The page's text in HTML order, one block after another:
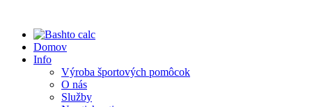
Domov
Info
Výroba športových pomôcok
O nás
Služby